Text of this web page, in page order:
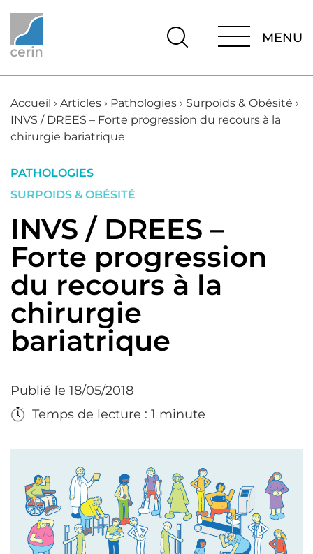
MENU
Accueil › Articles › Pathologies › Surpoids & Obésité ›
INVS / DREES – Forte progression du recours à la
chirurgie bariatrique
PATHOLOGIES
SURPOIDS & OBÉSITÉ
INVS / DREES –
Forte progression
du recours à la
chirurgie
bariatrique
Publié le 18/05/2018
Temps de lecture : 1 minute